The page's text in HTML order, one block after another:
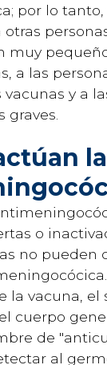
por lo
muy
a las
y a
graves.
o
no pueden
la vacuna, el
cuerpo
de
al